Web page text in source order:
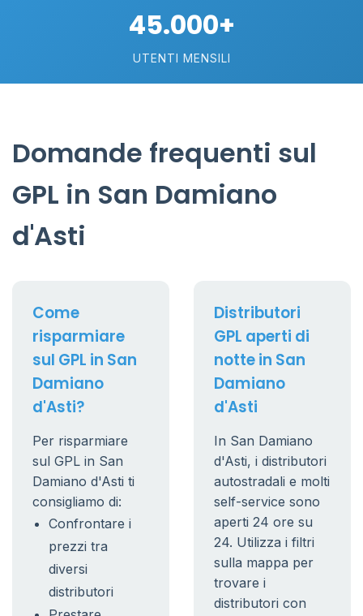
45.000+
UTENTI MENSILI
Domande frequenti sul
GPL in San Damiano
d'Asti
Come
risparmiare
sul GPL in San
Damiano
d'Asti?
Per risparmiare
sul GPL in San
Damiano d'Asti ti
consigliamo di:
Confrontare i
prezzi tra
diversi
distributori
Distributori
GPL aperti di
notte in San
Damiano
d'Asti
In San Damiano
d'Asti, i distributori
autostradali e molti
self-service sono
aperti 24 ore su
24. Utilizza i filtri
sulla mappa per
trovare i
distributori con